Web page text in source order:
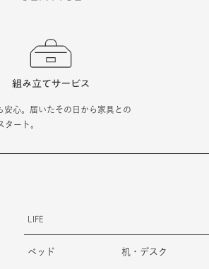
安心。届いたその日から家具との
タート。
LIFE
ベッド 机・デスク